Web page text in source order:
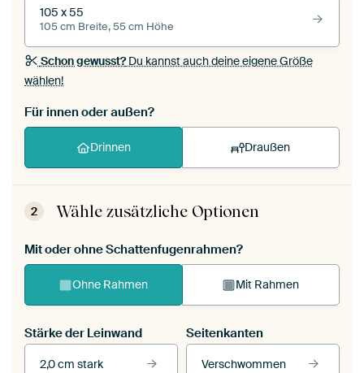
105 x 55
105 cm Breite, 55 cm Höhe
Schon gewusst?Du kannst auch deine eigene Größe
wählen!
Für innen oder außen?
Drinnen Draußen
2 Wähle zusätzliche Optionen
Mit oder ohne Schattenfugenrahmen?
Ohne Rahmen Mit Rahmen
Stärke der Leinwand
2,0 cm stark
Seitenkanten
Verschwommen